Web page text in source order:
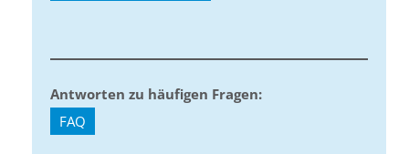
Antworten zu häufigen Fragen:
FAQ